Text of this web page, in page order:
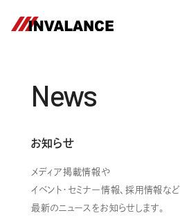
News
お知らせ
メディア掲載情報や
イベント・セミナー情報、採用情報など
最新のニュースをお知らせします。